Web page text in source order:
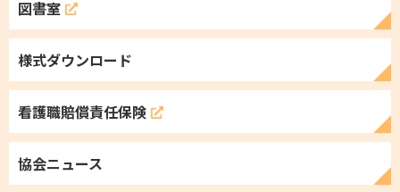
2026年08月05日
北海道大学病院HOPPIE（北海道周生期医療救急支援の会）主催
HAG（避難所運営ゲーム）✕AIで学ぶ災害時の母子・要配慮者支援
の開催について
申し込み
フライヤー
図書室
様式ダウンロード
看護職賠償責任保険
協会ニュース